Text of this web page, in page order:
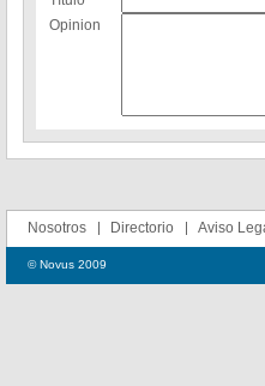
Opinion
Nosotros Directorio Aviso
© Novus 2009